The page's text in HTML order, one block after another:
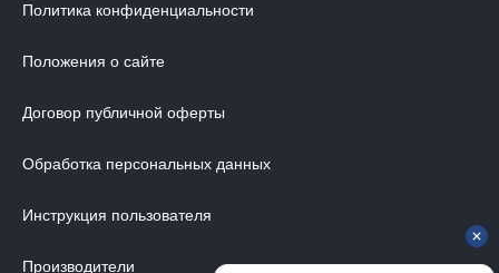
Политика конфиденциальности
Положения о сайте
Договор публичной оферты
Обработка персональных данных
Инструкция пользователя
Производители